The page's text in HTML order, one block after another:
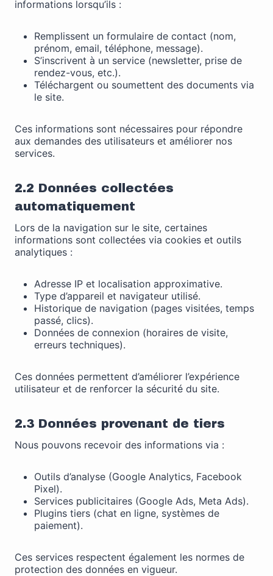
informations lorsqu’ils :
Remplissent un formulaire de contact (nom,
prénom, email, téléphone, message).
S’inscrivent à un service (newsletter, prise de
rendez-vous, etc.).
Téléchargent ou soumettent des documents via
le site.
Ces informations sont nécessaires pour répondre
aux demandes des utilisateurs et améliorer nos
services.
2.2 Données collectées
automatiquement
Lors de la navigation sur le site, certaines
informations sont collectées via cookies et outils
analytiques :
Adresse IP et localisation approximative.
Type d’appareil et navigateur utilisé.
Historique de navigation (pages visitées, temps
passé, clics).
Données de connexion (horaires de visite,
erreurs techniques).
Ces données permettent d’améliorer l’expérience
utilisateur et de renforcer la sécurité du site.
2.3 Données provenant de tiers
Nous pouvons recevoir des informations via :
Outils d’analyse (Google Analytics, Facebook
Pixel).
Services publicitaires (Google Ads, Meta Ads).
Plugins tiers (chat en ligne, systèmes de
paiement).
Ces services respectent également les normes de
protection des données en vigueur.
Marketing
En partageant
votre intérêt et
votre
lorsque vous
visitez notre
site, vous
voir du
contenu et
des offres
personnalisés.